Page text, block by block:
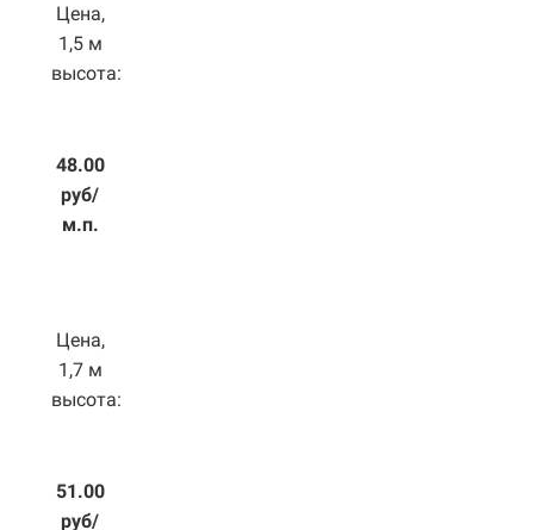
Цена,
1,5 м
высота:
48.00
руб/
м.п.
Цена,
1,7 м
высота:
51.00
руб/